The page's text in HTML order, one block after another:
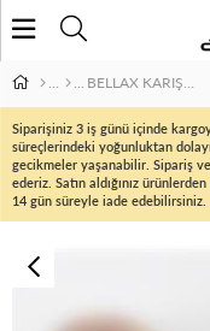
BELLAX KARIŞIK 5 Lİ TERLİK AKSESUARI
Siparişiniz 3 iş günü içinde
süreçlerindeki yoğunluktan
gecikmeler yaşanabilir. Sipariş
ederiz. Satın aldığınız
14 gün süreyle iade edebilirsiniz.